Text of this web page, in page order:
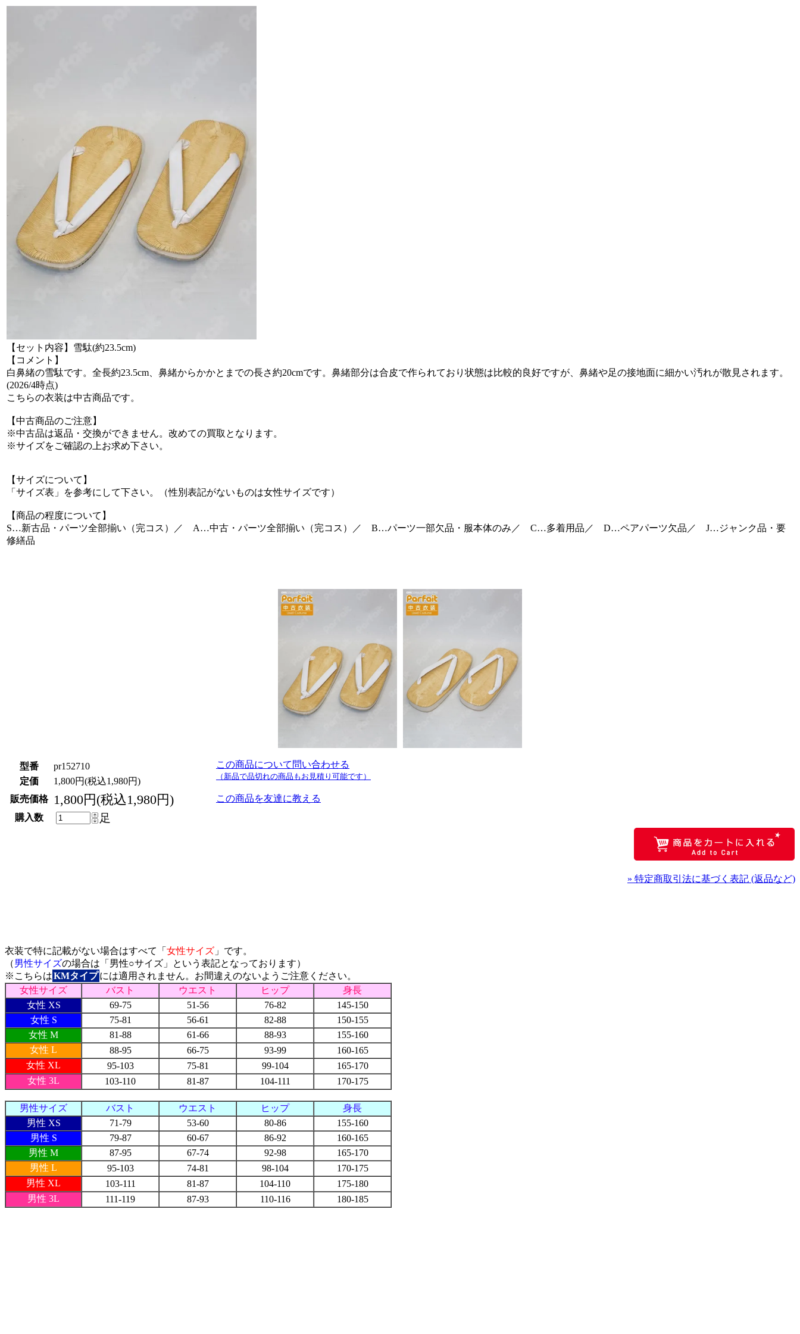
【セット内容】雪駄(約23.5cm)
【コメント】
白鼻緒の雪駄です。全長約23.5cm、鼻緒からかかとまでの長さ約20cmです。鼻緒部分は合皮で作られており状態は比較的良好ですが、鼻緒や足の接地面に細かい汚れが散見されます。
(2026/4時点)
こちらの衣装は中古商品です。
【中古商品のご注意】
※中古品は返品・交換ができません。改めての買取となります。
※サイズをご確認の上お求め下さい。
【サイズについて】
「サイズ表」を参考にして下さい。（性別表記がないものは女性サイズです）
【商品の程度について】
S…新古品・パーツ全部揃い（完コス）／ A…中古・パーツ全部揃い（完コス）／ B…パーツ一部欠品・服本体のみ／ C…多着用品／ D…ペアパーツ欠品／ J…ジャンク品・要
修繕品
型番
pr152710
定価
1,800円(税込1,980円)
販売価格
1,800円(税込1,980円)
購入数 足
この商品について問い合わせる
（新品で品切れの商品もお見積り可能です）
この商品を友達に教える
» 特定商取引法に基づく表記 (返品など)
衣装で特に記載がない場合はすべて「 女性サイズ 」です。
（男性サイズの場合は「男性○サイズ」という表記となっております）
※こちらはKMタイプには適用されません。お間違えのないようご注意ください。
女性サイズ
バスト ウエスト ヒップ
身長
女性 XS
69-75 51-56 76-82
145-150
女性 S
75-81 56-61 82-88
150-155
女性 M
81-88 61-66 88-93
155-160
女性 L
88-95 66-75 93-99
160-165
女性 XL
95-103 75-81 99-104
165-170
女性 3L
103-110 81-87 104-111 170-175
男性サイズ バスト ウエスト ヒップ
身長
男性 XS
71-79 53-60 80-86
155-160
男性 S
79-87 60-67 86-92
160-165
男性 M
87-95 67-74 92-98
165-170
男性 L
95-103 74-81 98-104
170-175
男性 XL
103-111 81-87 104-110
175-180
男性 3L
111-119 87-93 110-116 180-185